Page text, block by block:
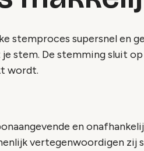
stemproces supersnel en
stem. De stemming sluit op
wordt.
en
vertegenwoordigen zij